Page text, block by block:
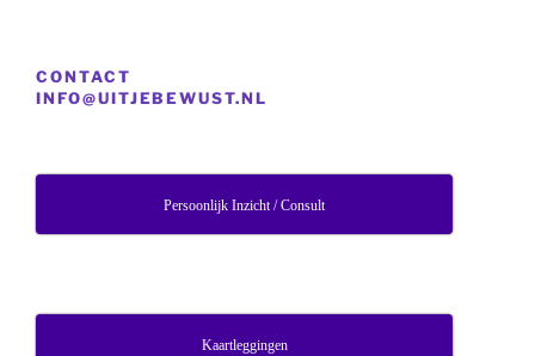
CONTACT
INFO@UITJEBEWUST.NL
Persoonlijk Inzicht / Consult
Kaartleggingen